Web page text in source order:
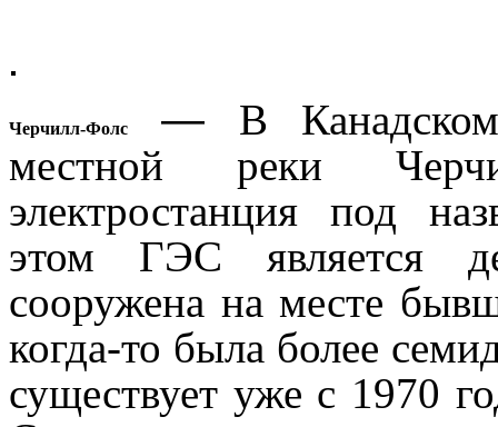
Черчилл-Фолс — В
местной реки
электростанция под
этом ГЭС является
сооружена на месте
когда-то была более
существует уже с 1970